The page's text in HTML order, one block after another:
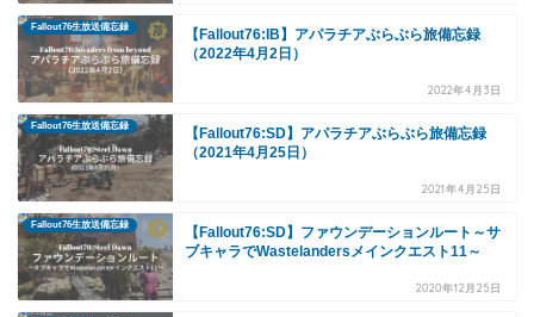
Fallout76生放送備忘録
【Fallout76:IB】アパラチアぶらぶら旅備忘録
（2022年4月2日）
2022年4月3日
Fallout76生放送備忘録
【Fallout76:SD】アパラチアぶらぶら旅備忘録
（2021年4月25日）
2021年4月25日
Fallout76生放送備忘録
【Fallout76:SD】ファウンデーションルート～サ
ブキャラでWastelandersメインクエスト11～
2020年12月25日